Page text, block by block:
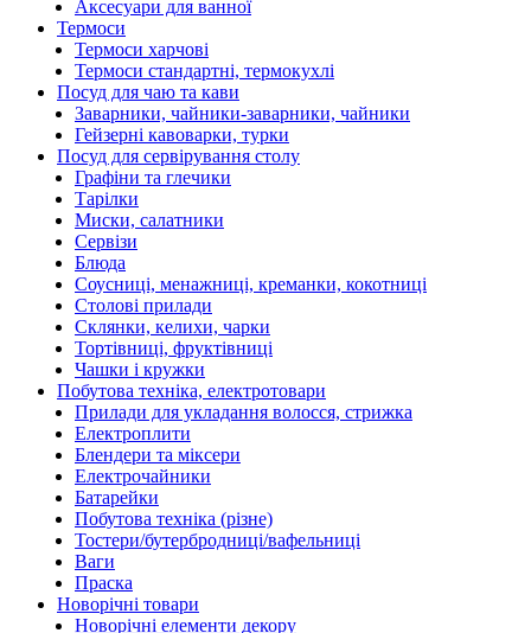
Аксесуари для ванної
Термоси
Термоси харчові
Термоси стандартні, термокухлі
Посуд для чаю та кави
Заварники, чайники-заварники, чайники
Гейзерні кавоварки, турки
Посуд для сервірування столу
Графіни та глечики
Тарілки
Миски, салатники
Сервізи
Блюда
Соусниці, менажниці, креманки, кокотниці
Столові прилади
Склянки, келихи, чарки
Тортівниці, фруктівниці
Чашки і кружки
Побутова техніка, електротовари
Прилади для укладання волосся, стрижка
Електроплити
Блендери та міксери
Електрочайники
Батарейки
Побутова техніка (різне)
Тостери/бутербродниці/вафельниці
Ваги
Праска
Новорічні товари
Новорічні елементи декору